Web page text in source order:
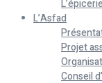
L’Asfad
Projet
Conseil